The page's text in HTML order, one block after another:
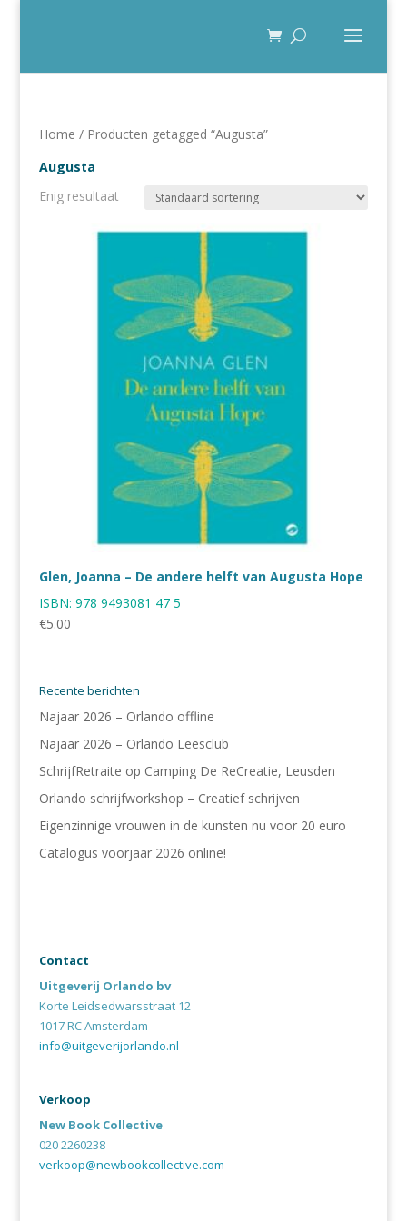
Home / Producten getagged “Augusta”
Augusta
Enig resultaat
Glen, Joanna – De andere helft van Augusta Hope
ISBN: 978 9493081 47 5
€5.00
Recente berichten
Najaar 2026 – Orlando offline
Najaar 2026 – Orlando Leesclub
SchrijfRetraite op Camping De ReCreatie, Leusden
Orlando schrijfworkshop – Creatief schrijven
Eigenzinnige vrouwen in de kunsten nu voor 20 euro
Catalogus voorjaar 2026 online!
Contact
Uitgeverij Orlando bv
Korte Leidsedwarsstraat 12
1017 RC Amsterdam
info@uitgeverijorlando.nl
Verkoop
New Book Collective
020 2260238
verkoop@newbookcollective.com